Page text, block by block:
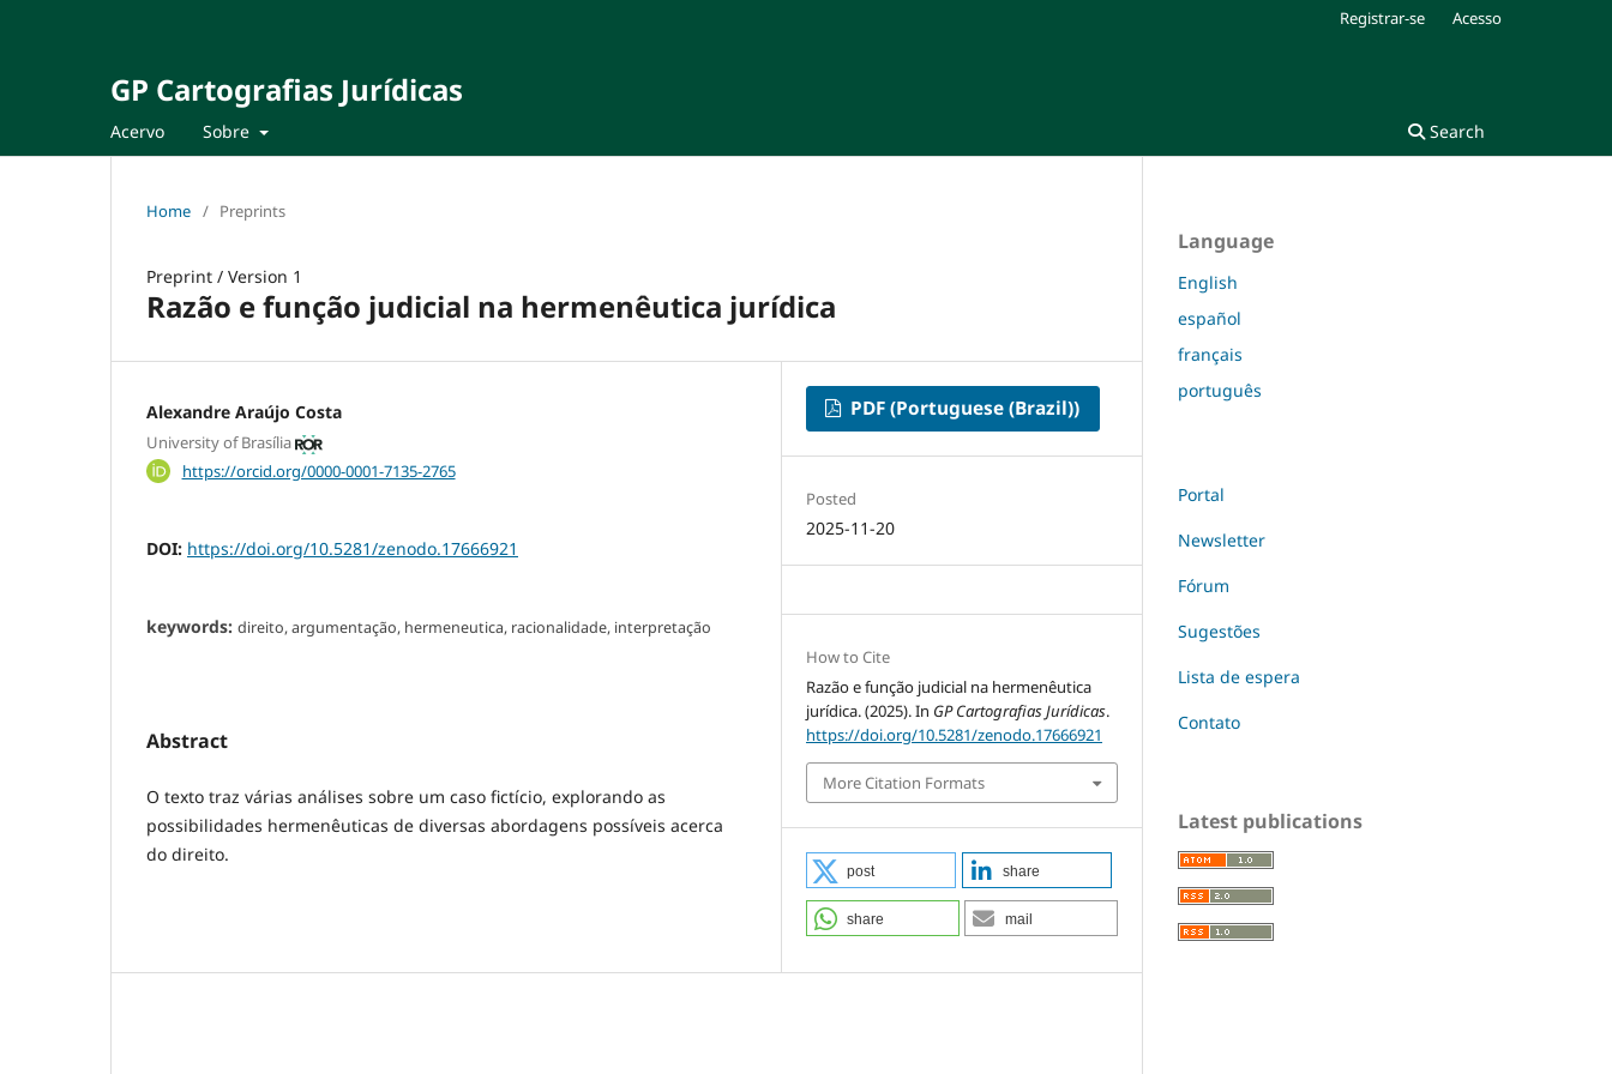
GP Cartografias Jurídicas
Acervo Sobre Search
Registrar-se Acesso
Home / Preprints
Preprint / Version 1
Razão e função judicial na hermenêutica jurídica
Alexandre Araújo Costa
University of Brasília
https://orcid.org/0000-0001-7135-2765
DOI: https://doi.org/10.5281/zenodo.17666921
keywords: direito, argumentação, hermeneutica, racionalidade, interpretação
Abstract
O texto traz várias análises sobre um caso fictício, explorando as
possibilidades hermenêuticas de diversas abordagens possíveis acerca
do direito.
PDF (Portuguese (Brazil))
Posted
2025-11-20
How to Cite
Razão e função judicial na hermenêutica
jurídica. (2025). In GP Cartografias Jurídicas.
https://doi.org/10.5281/zenodo.17666921
More Citation Formats
post share
share mail
Language
English
español
français
português
Portal
Newsletter
Fórum
Sugestões
Lista de espera
Contato
Latest publications